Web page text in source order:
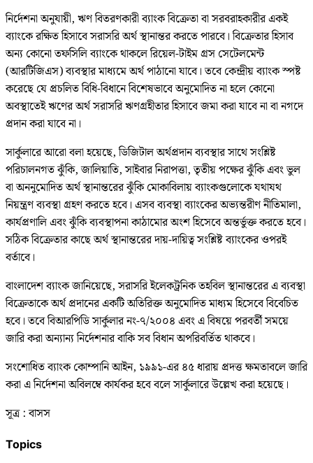
নির্দেশনা অনুযায়ী, ঋণ বিতরণকারী ব্যাংক বিক্রেতা বা সরবরাহকারীর একই
ব্যাংকে রক্ষিত হিসাবে সরাসরি অর্থ স্থানান্তর করতে পারবে। বিক্রেতার হিসাব
অন্য কোনো তফসিলি ব্যাংকে থাকলে রিয়েল-টাইম গ্রস সেটেলমেন্ট
(আরটিজিএস) ব্যবস্থার মাধ্যমে অর্থ পাঠানো যাবে। তবে কেন্দ্রীয় ব্যাংক স্পষ্ট
করেছে যে প্রচলিত বিধি-বিধানে বিশেষভাবে অনুমোদিত না হলে কোনো
অবস্থাতেই ঋণের অর্থ সরাসরি ঋণগ্রহীতার হিসাবে জমা করা যাবে না বা নগদে
প্রদান করা যাবে না।
সার্কুলারে আরো বলা হয়েছে, ডিজিটাল অর্থপ্রদান ব্যবস্থার সাথে সংশ্লিষ্ট
পরিচালনগত ঝুঁকি, জালিয়াতি, সাইবার নিরাপত্তা, তৃতীয় পক্ষের ঝুঁকি এবং ভুল
বা অননুমোদিত অর্থ স্থানান্তরের ঝুঁকি মোকাবিলায় ব্যাংকগুলোকে যথাযথ
নিয়ন্ত্রণ ব্যবস্থা গ্রহণ করতে হবে। এসব ব্যবস্থা ব্যাংকের অভ্যন্তরীণ নীতিমালা,
কার্যপ্রণালি এবং ঝুঁকি ব্যবস্থাপনা কাঠামোর অংশ হিসেবে অন্তর্ভুক্ত করতে হবে।
সঠিক বিক্রেতার কাছে অর্থ স্থানান্তরের দায়-দায়িত্ব সংশ্লিষ্ট ব্যাংকের ওপরই
বর্তাবে।
বাংলাদেশ ব্যাংক জানিয়েছে, সরাসরি ইলেকট্রনিক তহবিল স্থানান্তরের এ ব্যবস্থা
বিক্রেতাকে অর্থ প্রদানের একটি অতিরিক্ত অনুমোদিত মাধ্যম হিসেবে বিবেচিত
হবে। তবে বিআরপিডি সার্কুলার নং-৭/২০০৪ এবং এ বিষয়ে পরবর্তী সময়ে
জারি করা অন্যান্য নির্দেশনার বাকি সব বিধান অপরিবর্তিত থাকবে।
সংশোধিত ব্যাংক কোম্পানি আইন, ১৯৯১-এর ৪৫ ধারায় প্রদত্ত ক্ষমতাবলে জারি
করা এ নির্দেশনা অবিলম্বে কার্যকর হবে বলে সার্কুলারে উল্লেখ করা হয়েছে।
সূত্র : বাসস
Topics